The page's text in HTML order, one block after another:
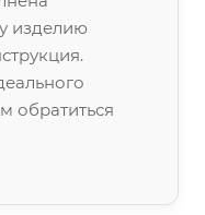
изделию
обратиться